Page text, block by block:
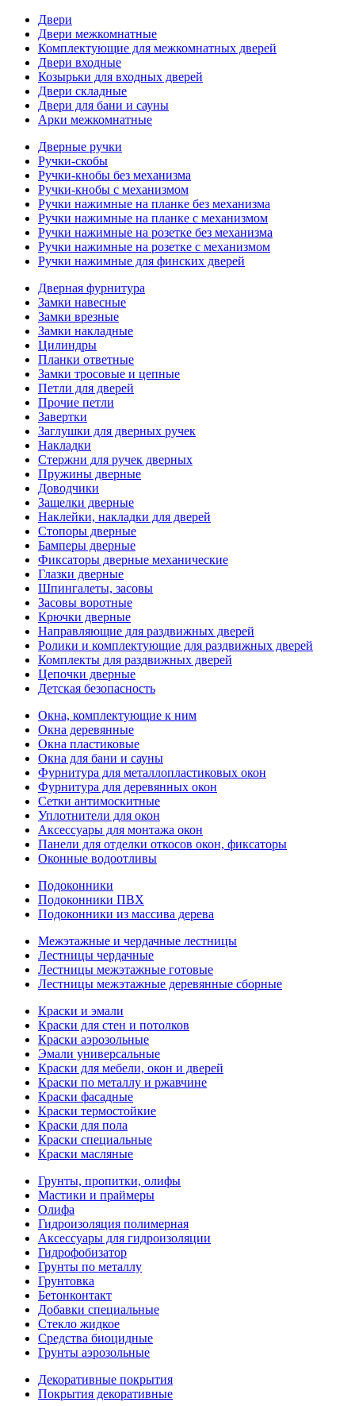
Двери
Двери межкомнатные
Комплектующие для межкомнатных дверей
Двери входные
Козырьки для входных дверей
Двери складные
Двери для бани и сауны
Арки межкомнатные
Дверные ручки
Ручки-скобы
Ручки-кнобы без механизма
Ручки-кнобы с механизмом
Ручки нажимные на планке без механизма
Ручки нажимные на планке с механизмом
Ручки нажимные на розетке без механизма
Ручки нажимные на розетке с механизмом
Ручки нажимные для финских дверей
Дверная фурнитура
Замки навесные
Замки врезные
Замки накладные
Цилиндры
Планки ответные
Замки тросовые и цепные
Петли для дверей
Прочие петли
Завертки
Заглушки для дверных ручек
Накладки
Стержни для ручек дверных
Пружины дверные
Доводчики
Защелки дверные
Наклейки, накладки для дверей
Стопоры дверные
Бамперы дверные
Фиксаторы дверные механические
Глазки дверные
Шпингалеты, засовы
Засовы воротные
Крючки дверные
Направляющие для раздвижных дверей
Ролики и комплектующие для раздвижных дверей
Комплекты для раздвижных дверей
Цепочки дверные
Детская безопасность
Окна, комплектующие к ним
Окна деревянные
Окна пластиковые
Окна для бани и сауны
Фурнитура для металлопластиковых окон
Фурнитура для деревянных окон
Сетки антимоскитные
Уплотнители для окон
Аксессуары для монтажа окон
Панели для отделки откосов окон, фиксаторы
Оконные водоотливы
Подоконники
Подоконники ПВХ
Подоконники из массива дерева
Межэтажные и чердачные лестницы
Лестницы чердачные
Лестницы межэтажные готовые
Лестницы межэтажные деревянные сборные
Краски и эмали
Краски для стен и потолков
Краски аэрозольные
Эмали универсальные
Краски для мебели, окон и дверей
Краски по металлу и ржавчине
Краски фасадные
Краски термостойкие
Краски для пола
Краски специальные
Краски масляные
Грунты, пропитки, олифы
Мастики и праймеры
Олифа
Гидроизоляция полимерная
Аксессуары для гидроизоляции
Гидрофобизатор
Грунты по металлу
Грунтовка
Бетонконтакт
Добавки специальные
Стекло жидкое
Средства биоцидные
Грунты аэрозольные
Декоративные покрытия
Покрытия декоративные